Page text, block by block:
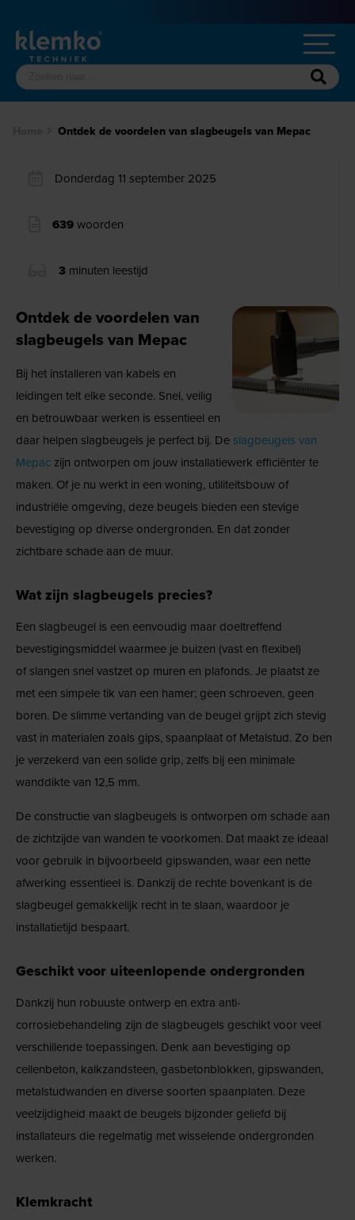
Ontdek de voordelen van slagbeugels van Mepac
Donderdag 11 september 2025
639woorden
3 minuten leestijd
Ontdek de voordelen van
slagbeugels van Mepac
Bij het installeren van kabels en
leidingen telt elke seconde. Snel, veilig
en betrouwbaar werken is essentieel en
daar helpen slagbeugels je perfect bij. De slagbeugels van
Mepac zijn ontworpen om jouw installatiewerk efficiënter te
maken. Of je nu werkt in een woning, utiliteitsbouw of
industriële omgeving, deze beugels bieden een stevige
bevestiging op diverse ondergronden. En dat zonder
zichtbare schade aan de muur.
Wat zijn slagbeugels precies?
Een slagbeugel is een eenvoudig maar doeltreffend
bevestigingsmiddel waarmee je buizen (vast en flexibel)
of slangen snel vastzet op muren en plafonds. Je plaatst ze
met een simpele tik van een hamer; geen schroeven, geen
boren. De slimme vertanding van de beugel grijpt zich stevig
vast in materialen zoals gips, spaanplaat of Metalstud. Zo ben
je verzekerd van een solide grip, zelfs bij een minimale
wanddikte van 12,5 mm.
De constructie van slagbeugels is ontworpen om schade aan
de zichtzijde van wanden te voorkomen. Dat maakt ze ideaal
voor gebruik in bijvoorbeeld gipswanden, waar een nette
afwerking essentieel is. Dankzij de rechte bovenkant is de
slagbeugel gemakkelijk recht in te slaan, waardoor je
installatietijd bespaart.
Geschikt voor uiteenlopende ondergronden
Dankzij hun robuuste ontwerp en extra anti-
corrosiebehandeling zijn de slagbeugels geschikt voor veel
verschillende toepassingen. Denk aan bevestiging op
cellenbeton, kalkzandsteen, gasbetonblokken, gipswanden,
metalstudwanden en diverse soorten spaanplaten. Deze
veelzijdigheid maakt de beugels bijzonder geliefd bij
installateurs die regelmatig met wisselende ondergronden
werken.
Klemkracht